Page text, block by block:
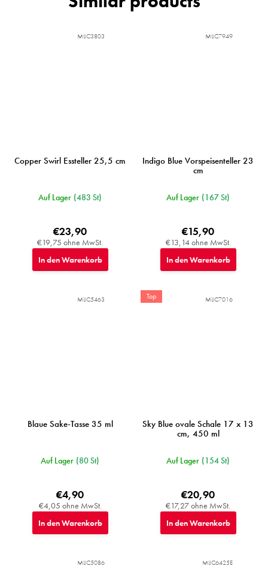
Copper Swirl Essteller 25,5 cm
Auf Lager (483 St)
€19,75 ohne MwSt.
€23,90
In den Warenkorb
MIJC3803
Indigo Blue Vorspeisenteller 23
cm
Auf Lager (167 St)
€13,14 ohne MwSt.
€15,90
In den Warenkorb
MIJC7949
Blaue Sake-Tasse 35 ml
Auf Lager (80 St)
€4,05 ohne MwSt.
€4,90
In den Warenkorb
MIJC5463 Top
Sky Blue ovale Schale 17 x 13
cm, 450 ml
Auf Lager (154 St)
€17,27 ohne MwSt.
€20,90
In den Warenkorb
MIJC7016
MIJC5086 MIJC6425E